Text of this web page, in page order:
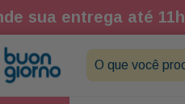
sua entrega até 11h
O que você